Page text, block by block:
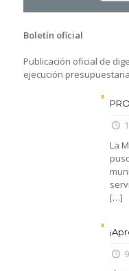
Boletín oficial
Publicación oficial de
ejecución
La
[…]